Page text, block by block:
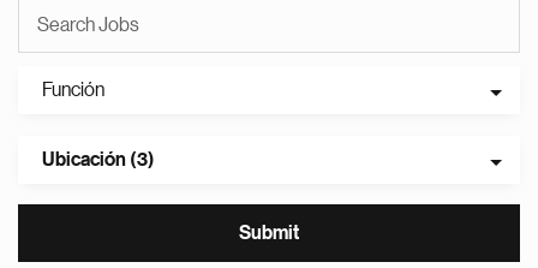
Función
Ubicación (3)